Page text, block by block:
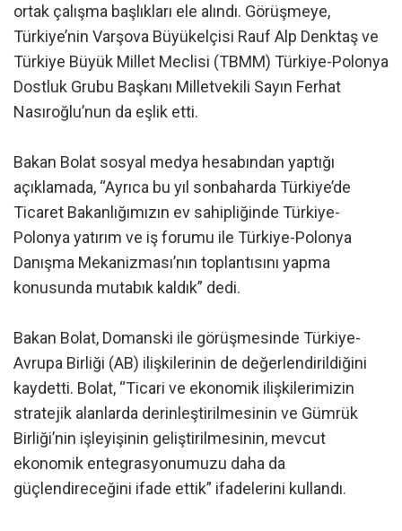
ortak çalışma başlıkları ele alındı. Görüşmeye,
Türkiye’nin Varşova Büyükelçisi Rauf Alp Denktaş ve
Türkiye Büyük Millet Meclisi (TBMM) Türkiye-Polonya
Dostluk Grubu Başkanı Milletvekili Sayın Ferhat
Nasıroğlu’nun da eşlik etti.
Bakan Bolat sosyal medya hesabından yaptığı
açıklamada, “Ayrıca bu yıl sonbaharda Türkiye’de
Ticaret Bakanlığımızın ev sahipliğinde Türkiye-
Polonya yatırım ve iş forumu ile Türkiye-Polonya
Danışma Mekanizması’nın toplantısını yapma
konusunda mutabık kaldık” dedi.
Bakan Bolat, Domanski ile görüşmesinde Türkiye-
Avrupa Birliği (AB) ilişkilerinin de değerlendirildiğini
kaydetti. Bolat, “Ticari ve ekonomik ilişkilerimizin
stratejik alanlarda derinleştirilmesinin ve Gümrük
Birliği’nin işleyişinin geliştirilmesinin, mevcut
ekonomik entegrasyonumuzu daha da
güçlendireceğini ifade ettik” ifadelerini kullandı.